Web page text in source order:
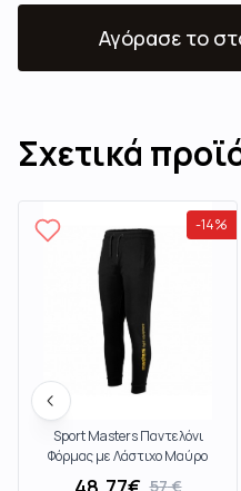
Αγόρασε το
Σχετικά
-14%
Sport Masters Παντελόνι
Φόρμας με Λάστιχο Μαύρο
061710M 57€